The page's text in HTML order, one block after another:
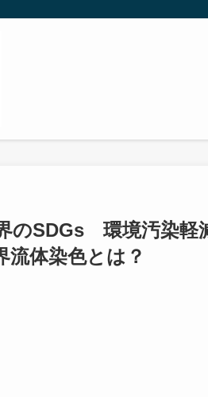
のSDGs 環境汚染軽
流体染色とは？